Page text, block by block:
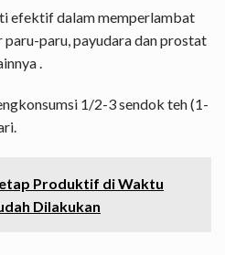
efektif dalam memperlambat
paru, payudara dan prostat
.
1/2-3 sendok teh (1-
Produktif di Waktu
Dilakukan